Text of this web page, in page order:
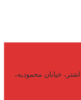
خیابان محمودیه،